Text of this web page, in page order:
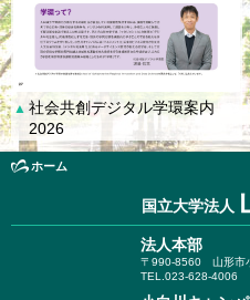
▲ 社会共創デジタル学環案内
2026
ホーム
国立大学法人
法人本部
〒990-8560 山形市
TEL.023-628-4006